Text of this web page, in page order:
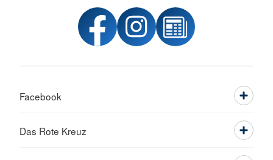
Facebook
Das Rote Kreuz